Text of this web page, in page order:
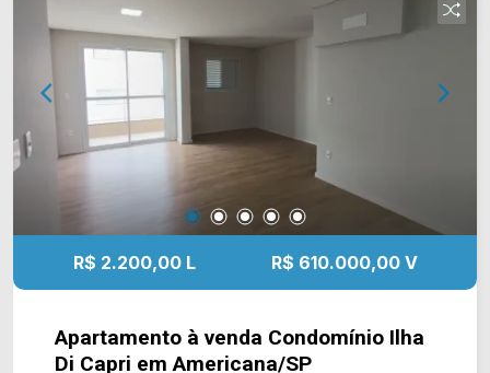
contato com a equipe da Arbix Imóveis e agende
a sua visita!! WhatsApp e Telefone: (19) 3475-
4546 ARBIX IMÓVEIS - Presente em cada
mudança!
R$ 2.200,00 L R$ 610.000,00 V
Apartamento à venda Condomínio Ilha
Di Capri em Americana/SP